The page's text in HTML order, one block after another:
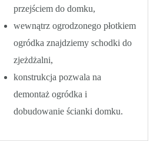
przejściem do domku,
wewnątrz ogrodzonego płotkiem
ogródka znajdziemy schodki do
zjeżdżalni,
konstrukcja pozwala na
demontaż ogródka i
dobudowanie ścianki domku.